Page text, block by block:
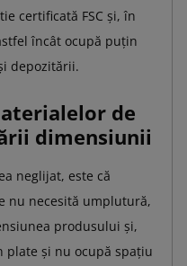
certificată FSC și, în
încât ocupă puțin
depozitării.
de
dimensiunii
neglijat, este că
nu necesită umplutură,
produsului și,
plate și nu ocupă spațiu